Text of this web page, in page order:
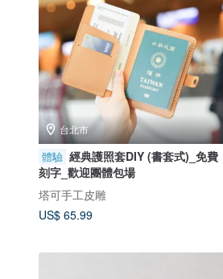
台北市
體驗 經典護照套DIY (書套式)_免費
刻字_歡迎團體包場
塔可手工皮雕
US$ 65.99